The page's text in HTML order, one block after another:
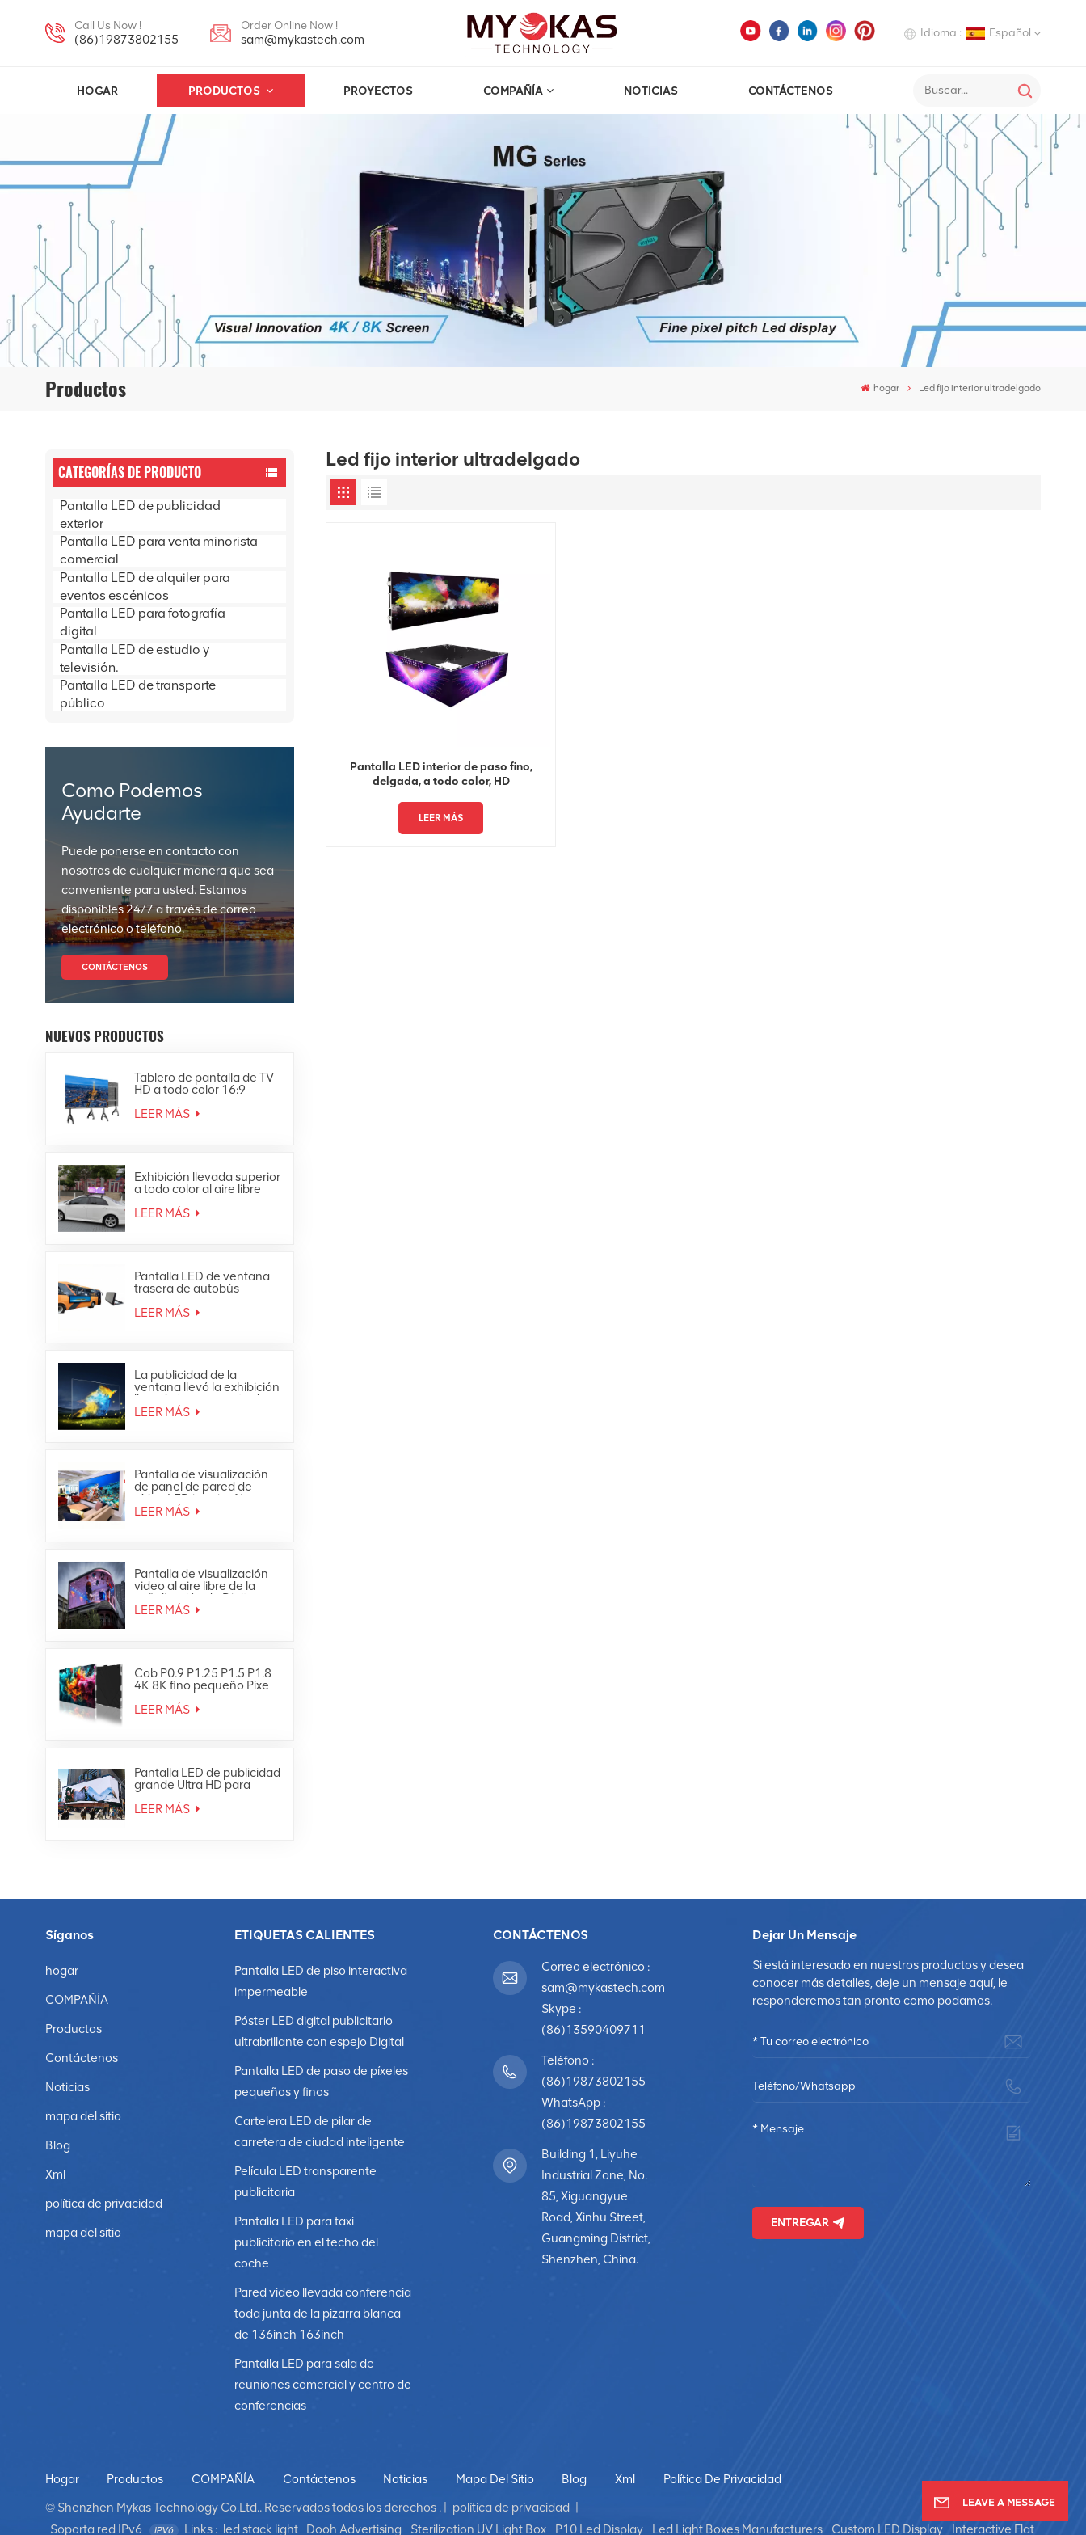
Call Us Now !
(86)19873802155
Order Online Now !
sam@mykastech.com Idioma : Español
Deutsch
Italiano
Español
HOGAR PRODUCTOS PROYECTOS COMPAÑÍA NOTICIAS CONTÁCTENOS
Productos hogar Led fijo interior ultradelgado
CATEGORÍAS DE PRODUCTO
Pantalla LED de publicidad
exterior
Pantalla LED para venta minorista
comercial
Pantalla LED de alquiler para
eventos escénicos
Pantalla LED para fotografía
digital
Pantalla LED de estudio y
televisión.
Pantalla LED de transporte
público
Como Podemos
Ayudarte
Puede ponerse en contacto con
nosotros de cualquier manera que sea
conveniente para usted. Estamos
disponibles 24/7 a través de correo
electrónico o teléfono.
CONTÁCTENOS
NUEVOS PRODUCTOS
Tablero de pantalla de TV
HD a todo color 16:9
4K
LEER MÁS
Exhibición llevada superior
a todo color al aire libre
publicidad móvil del techo
LEER MÁS
Pantalla LED de ventana
trasera de autobús
para exteriores
LEER MÁS
La publicidad de la
ventana llevó la exhibición
llevada transparente de
cristal de la malla de la
LEER MÁS
Pantalla de visualización
de panel de pared de
vídeo LED interior fija
ultrafina Full HD
LEER MÁS
Pantalla de visualización
video al aire libre de la
señalización de Digitaces
de la pared de la prenda
LEER MÁS
Cob P0.9 P1.25 P1.5 P1.8
4K 8K fino pequeño Pixe
Led TV Video Wall
LEER MÁS
Pantalla LED de publicidad
grande Ultra HD para
exteriores 4K
LEER MÁS
Led fijo interior ultradelgado
Pantalla LED interior de paso fino,
delgada, a todo color, HD
LEER MÁS
Síganos
hogar
COMPAÑÍA
Productos
Contáctenos
Noticias
mapa del sitio
Blog
Xml
política de privacidad
mapa del sitio
ETIQUETAS CALIENTES
Pantalla LED de piso interactiva
impermeable
Póster LED digital publicitario
ultrabrillante con espejo Digital
Pantalla LED de paso de píxeles
pequeños y finos
Cartelera LED de pilar de
carretera de ciudad inteligente
Película LED transparente
publicitaria
Pantalla LED para taxi
publicitario en el techo del
coche
Pared video llevada conferencia
toda junta de la pizarra blanca
de 136inch 163inch
Pantalla LED para sala de
reuniones comercial y centro de
conferencias
CONTÁCTENOS
Correo electrónico :
sam@mykastech.com
Skype :
(86)13590409711
Teléfono :
(86)19873802155
WhatsApp :
(86)19873802155
Building 1, Liyuhe
Industrial Zone, No.
85, Xiguangyue
Road, Xinhu Street,
Guangming District,
Shenzhen, China.
Dejar Un Mensaje
Si está interesado en nuestros productos y desea
conocer más detalles, deje un mensaje aquí, le
responderemos tan pronto como podamos.
ENTREGAR
Hogar Productos COMPAÑÍA Contáctenos Noticias Mapa Del Sitio Blog Xml
Política De Privacidad
© Shenzhen Mykas Technology Co.Ltd.. Reservados todos los derechos . |
política de privacidad
Soporta red IPv6
Links : led stack light Dooh Advertising Sterilization UV Light Box P10 Led Display Led Light Boxes Manufacturers Custom LED Display Interactive Flat
LEAVE A MESSAGE